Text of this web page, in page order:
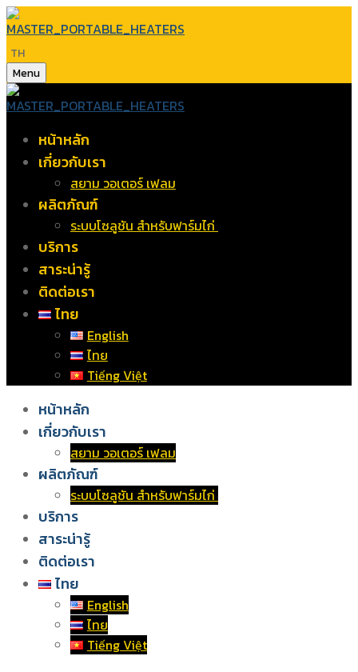
TH
Menu
หน้าหลัก
เกี่ยวกับเรา
สยาม วอเตอร์ เฟลม
ผลิตภัณฑ์
ระบบโซลูชัน สำหรับฟาร์มไก่
บริการ
สาระน่ารู้
ติดต่อเรา
ไทย
English
ไทย
Tiếng Việt
หน้าหลัก
เกี่ยวกับเรา
สยาม วอเตอร์ เฟลม
ผลิตภัณฑ์
ระบบโซลูชัน สำหรับฟาร์มไก่
บริการ
สาระน่ารู้
ติดต่อเรา
ไทย
English
ไทย
Tiếng Việt